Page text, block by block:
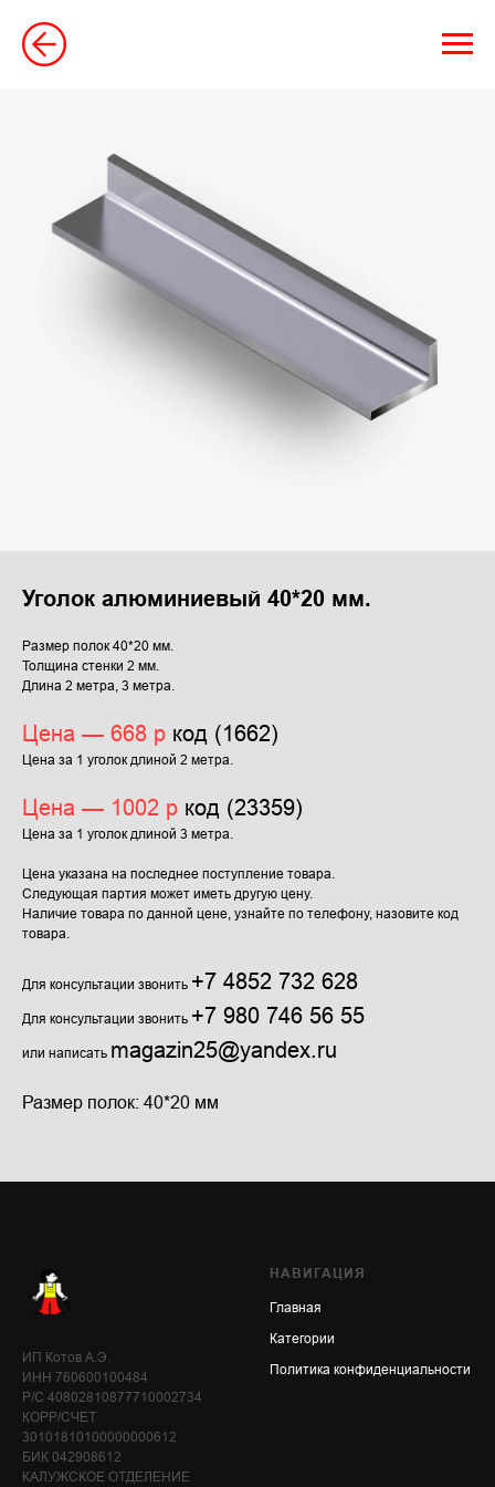
Уголок алюминиевый 40*20 мм.
Размер полок 40*20 мм.
Толщина стенки 2 мм.
Длина 2 метра, 3 метра.
Цена — 668 р код (1662)
Цена за 1 уголок длиной 2 метра.
Цена — 1002 р код (23359)
Цена за 1 уголок длиной 3 метра.
Цена указана на последнее поступление товара.
Следующая партия может иметь другую цену.
Наличие товара по данной цене, узнайте по телефону, назовите код
товара.
Для консультации звонить +7 4852 732 628
Для консультации звонить +7 980 746 56 55
или написать magazin25@yandex.ru
Размер полок: 40*20 мм
ИП Котов А.Э.
ИНН 760600100484
Р/С 40802810877710002734
КОРР/СЧЕТ
30101810100000000612
БИК 042908612
КАЛУЖСКОЕ ОТДЕЛЕНИЕ
НАВИГАЦИЯ
Главная
Категории
Политика конфиденциальности